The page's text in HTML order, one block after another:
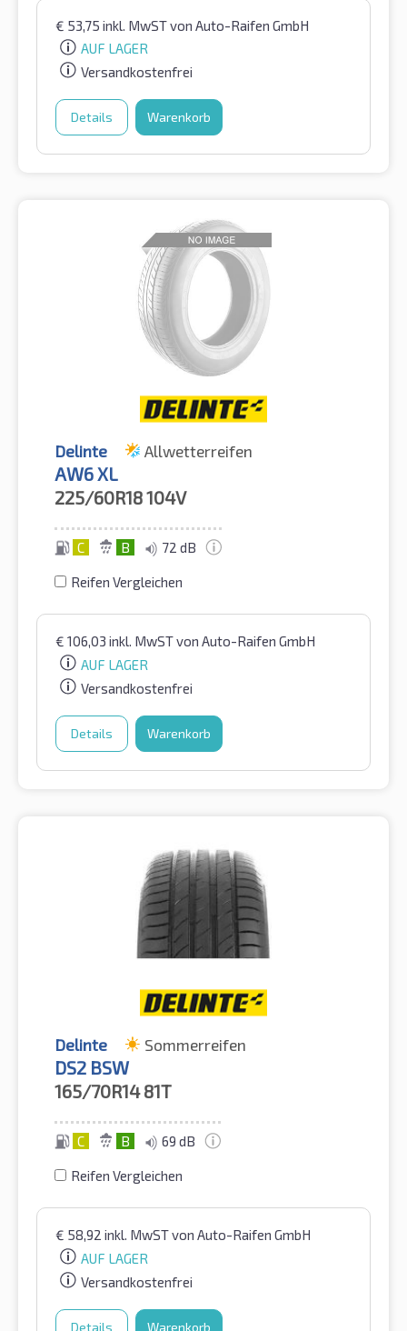
€ 53,75 inkl. MwSTvon Auto-Raifen GmbH
AUF LAGER
Versandkostenfrei
Details Warenkorb
Delinte Allwetterreifen
AW6 XL
225/60R18104V
C B 72 dB
Reifen Vergleichen
€ 106,03 inkl. MwSTvon Auto-Raifen GmbH
AUF LAGER
Versandkostenfrei
Details Warenkorb
Delinte Sommerreifen
DS2 BSW
165/70R14 81T
C B 69 dB
Reifen Vergleichen
€ 58,92 inkl. MwSTvon Auto-Raifen GmbH
AUF LAGER
Versandkostenfrei
Details Warenkorb